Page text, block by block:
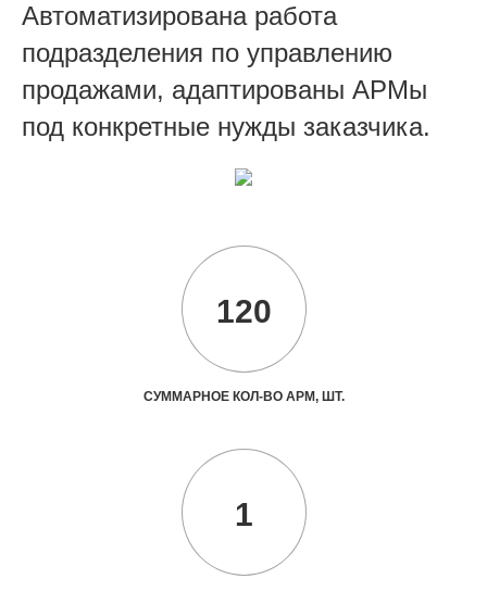
Автоматизирована работа
подразделения по управлению
продажами, адаптированы АРМы
под конкретные нужды заказчика.
120
СУММАРНОЕ КОЛ-ВО АРМ, ШТ.
1